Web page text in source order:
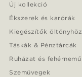
Új kollekció
Ékszerek és karórák
Kiegészítők öltönyhöz
Táskák & Pénztárcák
Ruházat és fehérnemű
Szemüvegek